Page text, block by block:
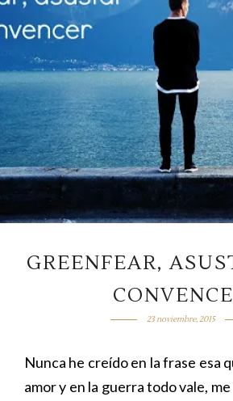
GREENFEAR,
23 noviembre, 2015
Nunca he creído en la frase esa
amor y en la guerra todo vale,